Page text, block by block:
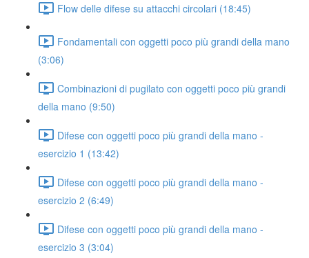
Flow delle difese su attacchi circolari (18:45)
Fondamentali con oggetti poco più grandi della mano
(3:06)
Combinazioni di pugilato con oggetti poco più grandi
della mano (9:50)
Difese con oggetti poco più grandi della mano -
esercizio 1 (13:42)
Difese con oggetti poco più grandi della mano -
esercizio 2 (6:49)
Difese con oggetti poco più grandi della mano -
esercizio 3 (3:04)